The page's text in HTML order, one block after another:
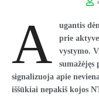
A
ugantis
prie
vystymo.
sumažėjęs
signalizuoja apie
iššūkiai nepakiš kojos